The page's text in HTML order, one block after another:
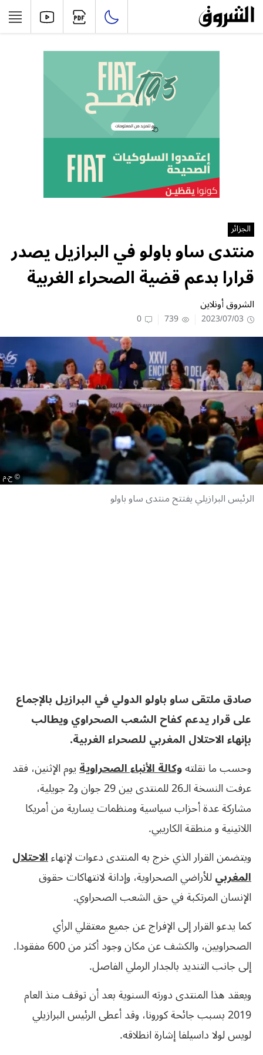
الجزائر
منتدى ساو باولو في البرازيل يصدر
قرارا بدعم قضية الصحراء الغربية
الشروق أونلاين
2023/07/03
739
0
ح.م
الرئيس البرازيلي يفتتح منتدى ساو باولو
صادق ملتقى ساو باولو الدولي في البرازيل بالإجماع
على قرار يدعم كفاح الشعب الصحراوي ويطالب
بإنهاء الاحتلال المغربي للصحراء الغربية.
وحسب ما نقلتهوكالة الأنباء الصحراويةيوم الإثنين، فقد
عرفت النسخة الـ26
للمنتدى بين 29 جوان و2 جويلية،
مشاركة عدة أحزاب سياسية ومنظمات يسارية من أمريكا
اللاتينية و منطقة الكاريبي.
ويتضمن القرار الذي خرج به المنتدى دعوات لإنهاءالاحتلال
المغربيللأراضي الصحراوية، وإدانة لانتهاكات حقوق
الإنسان المرتكبة في حق الشعب الصحراوي.
كما يدعو القرار إلى الإفراج عن جميع معتقلي الرأي
الصحراويين، والكشف عن مكان وجود أكثر من 600 مفقودا.
إلى جانب التنديدبالجدار الرملي الفاصل.
ويعقد هذا المنتدى دورته السنوية بعد أن توقف منذ العام
2019بسبب جائحة كورونا، وقد أعطى الرئيس البرازيلي
لويس لولا داسيلفا إشارة انطلاقه.